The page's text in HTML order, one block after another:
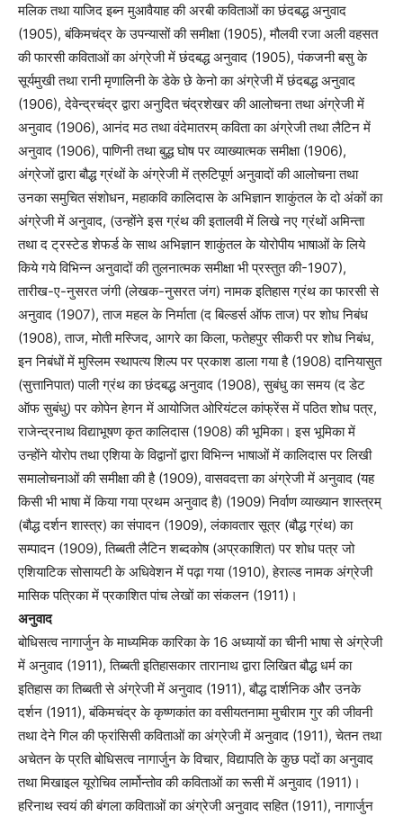
मलिक तथा याजिद इब्न मुआवैयाह की अरबी कविताओं का छंदबद्ध अनुवाद
(1905), बंकिमचंद्र के उपन्यासों की समीक्षा (1905), मौलवी रजा अली वहसत
की फारसी कविताओं का अंग्रेजी में छंदबद्ध अनुवाद (1905), पंकजनी बसु के
सूर्यमुखी तथा रानी मृणालिनी के डेके छे केनो का अंग्रेजी में छंदबद्ध अनुवाद
(1906), देवेन्द्रचंद्र द्वारा अनुदित चंद्रशेखर की आलोचना तथा अंग्रेजी में
अनुवाद (1906), आनंद मठ तथा वंदेमातरम् कविता का अंग्रेजी तथा लैटिन में
अनुवाद (1906), पाणिनी तथा बुद्ध घोष पर व्याख्यात्मक समीक्षा (1906),
अंग्रेजों द्वारा बौद्ध ग्रंथों के अंग्रेजी में त्रुटिपूर्ण अनुवादों की आलोचना तथा
उनका समुचित संशोधन, महाकवि कालिदास के अभिज्ञान शाकुंतल के दो अंकों का
अंग्रेजी में अनुवाद, (उन्होंने इस ग्रंथ की इतालवी में लिखे नए ग्रंथों अमिन्ता
तथा द ट्रस्टेड शेफर्ड के साथ अभिज्ञान शाकुंतल के योरोपीय भाषाओं के लिये
किये गये विभिन्न अनुवादों की तुलनात्मक समीक्षा भी प्रस्तुत की-1907),
तारीख-ए-नुसरत जंगी (लेखक-नुसरत जंग) नामक इतिहास ग्रंथ का फारसी से
अनुवाद (1907), ताज महल के निर्माता (द बिल्डर्स ऑफ ताज) पर शोध निबंध
(1908), ताज, मोती मस्जिद, आगरे का किला, फतेहपुर सीकरी पर शोध निबंध,
इन निबंधों में मुस्लिम स्थापत्य शिल्प पर प्रकाश डाला गया है (1908) दानियासुत
(सुत्तानिपात) पाली ग्रंथ का छंदबद्ध अनुवाद (1908), सुबंधु का समय (द डेट
ऑफ सुबंधु) पर कोपेन हेगन में आयोजित ओरियंटल कांफ्रेंस में पठित शोध पत्र,
राजेन्द्रनाथ विद्याभूषण कृत कालिदास (1908) की भूमिका। इस भूमिका में
उन्होंने योरोप तथा एशिया के विद्वानों द्वारा विभिन्न भाषाओं में कालिदास पर लिखी
समालोचनाओं की समीक्षा की है (1909), वासवदत्ता का अंग्रेजी में अनुवाद (यह
किसी भी भाषा में किया गया प्रथम अनुवाद है) (1909) निर्वाण व्याख्यान शास्त्रम्
(बौद्ध दर्शन शास्त्र) का संपादन (1909), लंकावतार सूत्र (बौद्ध ग्रंथ) का
सम्पादन (1909), तिब्बती लैटिन शब्दकोष (अप्रकाशित) पर शोध पत्र जो
एशियाटिक सोसायटी के अधिवेशन में पढ़ा गया (1910), हेराल्ड नामक अंग्रेजी
मासिक पत्रिका में प्रकाशित पांच लेखों का संकलन (1911)।
अनुवाद
बोधिसत्व नागार्जुन के माध्यमिक कारिका के 16 अध्यायों का चीनी भाषा से अंग्रेजी
में अनुवाद (1911), तिब्बती इतिहासकार तारानाथ द्वारा लिखित बौद्ध धर्म का
इतिहास का तिब्बती से अंग्रेजी में अनुवाद (1911), बौद्ध दार्शनिक और उनके
दर्शन (1911), बंकिमचंद्र के कृष्णकांत का वसीयतनामा मुचीराम गुर की जीवनी
तथा देने गिल की फ्रांसिसी कविताओं का अंग्रेजी में अनुवाद (1911), चेतन तथा
अचेतन के प्रति बोधिसत्व नागार्जुन के विचार, विद्यापति के कुछ पदों का अनुवाद
तथा मिखाइल यूरोचिव लार्मोन्तोव की कविताओं का रूसी में अनुवाद (1911)।
हरिनाथ स्वयं की बंगला कविताओं का अंग्रेजी अनुवाद सहित (1911), नागार्जुन